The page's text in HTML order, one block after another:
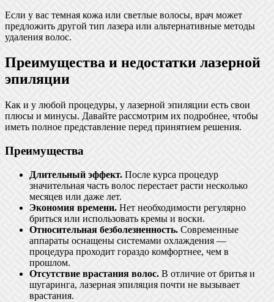
Если у вас темная кожа или светлые волосы, врач может
предложить другой тип лазера или альтернативные методы
удаления волос.
Преимущества и недостатки лазерной
эпиляции
Как и у любой процедуры, у лазерной эпиляции есть свои
плюсы и минусы. Давайте рассмотрим их подробнее, чтобы
иметь полное представление перед принятием решения.
Преимущества
Длительный эффект. После курса процедур
значительная часть волос перестает расти несколько
месяцев или даже лет.
Экономия времени. Нет необходимости регулярно
бриться или использовать кремы и воски.
Относительная безболезненность. Современные
аппараты оснащены системами охлаждения —
процедура проходит гораздо комфортнее, чем в
прошлом.
Отсутствие врастания волос. В отличие от бритья и
шугаринга, лазерная эпиляция почти не вызывает
врастания.